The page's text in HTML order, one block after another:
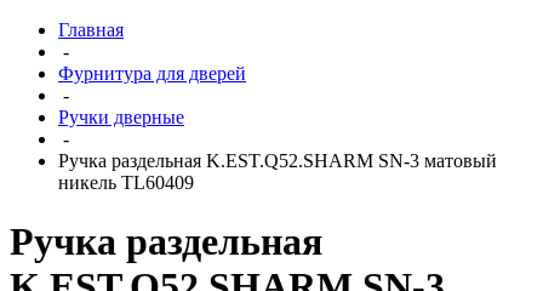
Главная
-
Фурнитура для дверей
-
Ручки дверные
-
Ручка раздельная K.EST.Q52.SHARM SN-3 матовый
никель TL60409
Ручка раздельная